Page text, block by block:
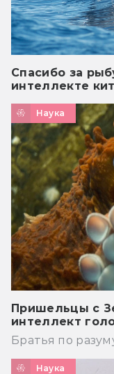
Спасибо за
интеллекте
Наука
Пришельцы с
интеллект
Братья по
Наука